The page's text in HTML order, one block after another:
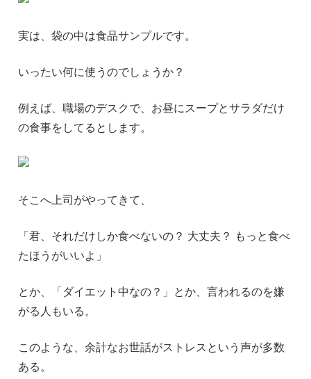
実は、袋の中は食品サンプルです。
いったい何に使うのでしょうか？
例えば、職場のデスクで、お昼にスープとサラダだけ
の食事をしてるとします。
そこへ上司がやってきて、
「君、それだけしか食べないの？ 大丈夫？ もっと食べ
たほうがいいよ」
とか、「ダイエット中なの？」とか、言われるのを嫌
がる人もいる。
このような、余計なお世話がストレスという声が多数
ある。